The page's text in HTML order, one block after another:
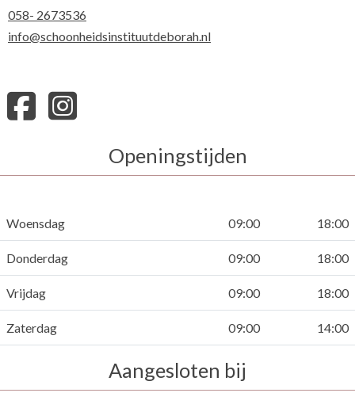
058- 2673536
info@schoonheidsinstituutdeborah.nl
Openingstijden
Woensdag 09:00 18:00
Donderdag 09:00 18:00
Vrijdag 09:00 18:00
Zaterdag 09:00 14:00
Aangesloten bij